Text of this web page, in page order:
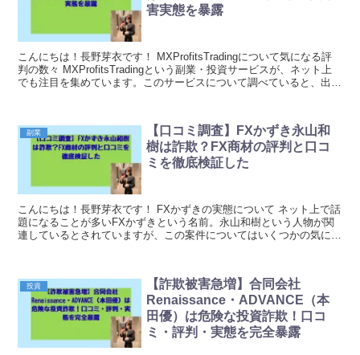
害実態を暴露
こんにちは！長野芽衣です！ MXProfitsTradingについて気になる評
判の数々 MXProfitsTradingという副業・投資サービスが、ネット上
でも注目を集めています。このサービスについて調べていると、出金
副業
【口コミ調査】FXかずき永山和
樹は詐欺？FX商材の評判と口コ
ミを徹底検証した
こんにちは！長野芽衣です！ FXかずきの実態について ネット上で話
題になることが多いFXかずきという名前。永山和樹という人物が関
連しているとされていますが、この案件についてはいくつかの気にな
投資
【詐欺被害急増】合同会社
Renaissance・ADVANCE（本
田優）は危険な投資詐欺！口コ
ミ・評判・実態を完全暴露